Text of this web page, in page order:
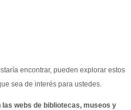
encontrar, pueden explorar estos
sea de interés para ustedes.
webs de bibliotecas, museos y